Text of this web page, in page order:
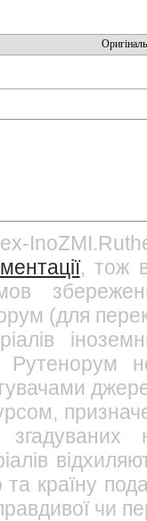
, тож
(для
та країну
чи